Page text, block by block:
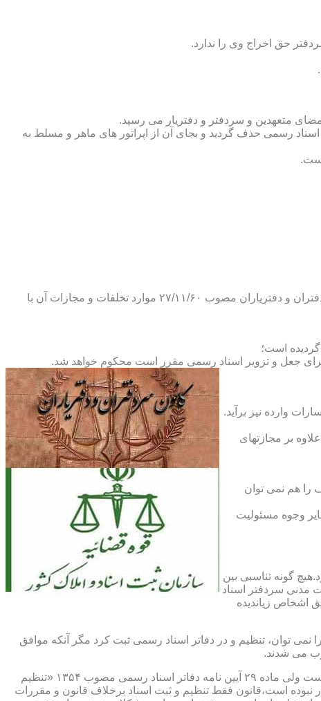
حق اخراج وی را ندارد.
متعهدین و سردفتر و دفتریار می رسید.
دفاتر اسناد رسمی حذف گردید و بجای آن از اپراتور های ماهر و مسلط به
و طبق ماده ۲۹ آئین نامه های بند ۴ ماده ۶ و تبصره ۲ ماده ۶ و مواد ۱۴- ۱۷-۱۹-۲۰-۲۴-۲۸-۳۷ و ۵۳ قانون دفاتر اسناد رسمی و کانون سردفتران و دفتریاران مصوب ۲۷/۱۱/۶۰ موارد تخلفات و مجازات آن با
جعل و تزویر اسناد رسمی مقرر است محکوم خواهد شد.
وارده نیز برآید.
بر مجازتهای
را هم نمی توان
وجوه مسئولیت
گونه تناسبی بین
مدنی سردفتر اسناد
اشخاص زیاندیده
۱۶ آیین نامه دفاتر اسناد رسمی مصوب ۱۳۱۷ مقرر شده که هیچ سندی را نمی توان، تنظیم و در دفاتر اسناد رسمی ثبت کرد مگر آنکه موافق
می شدند.
ماده ۲۹ و ثبت اسناد رسمی: قانونگذار فقط تنظیم و ثبت اسناد برخلاف قانون و مقررات موضوعه را تخلف و مستوجب مجازات دانسته است ولی ماده ۲۹ آیین نامه دفاتر اسناد رسمی مصوب ۱۳۵۴ «تنظیم
نبوده است،قانون فقط تنظیم و ثبت اسناد برخلاف قانون و مقررات